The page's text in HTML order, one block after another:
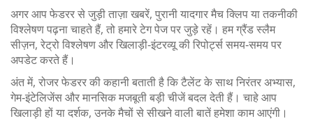
अगर आप फेडरर से जुड़ी ताज़ा खबरें, पुरानी यादगार मैच क्लिप या तकनीकी
विश्लेषण पढ़ना चाहते हैं, तो हमारे टेग पेज पर जुड़े रहें। हम ग्रैंड स्लैम
सीज़न, रेट्रो विश्लेषण और खिलाड़ी‑इंटरव्यू की रिपोर्ट्स समय‑समय पर
अपडेट करते हैं।
अंत में, रोजर फेडरर की कहानी बताती है कि टैलेंट के साथ निरंतर अभ्यास,
गेम‑इंटेलिजेंस और मानसिक मजबूती बड़ी चीजें बदल देती हैं। चाहे आप
खिलाड़ी हों या दर्शक, उनके मैचों से सीखने वाली बातें हमेशा काम आएंगी।